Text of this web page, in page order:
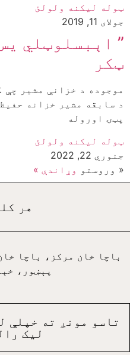
ټوله ليکنه ولولئ
جولای 11, 2019
” اېبسلوټلي
ټکر
موجوده د خزانې مشير چې
د سابقه مشير خزانه
پټۍ اوروله
ټوله ليکنه ولولئ
جنوري 22, 2022
« وروستو وړاندې »
هر
باچا خان مرکز، باچا
پېښور،
تاسو مونږ ته خپلې
ليک